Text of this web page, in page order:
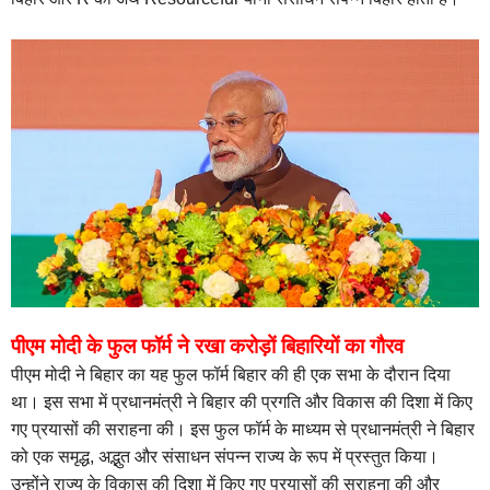
पीएम मोदी के फुल फॉर्म ने रखा करोड़ों बिहारियों का गौरव
पीएम मोदी ने बिहार का यह फुल फॉर्म बिहार की ही एक सभा के दौरान दिया
था। इस सभा में प्रधानमंत्री ने बिहार की प्रगति और विकास की दिशा में किए
गए प्रयासों की सराहना की। इस फुल फॉर्म के माध्यम से प्रधानमंत्री ने बिहार
को एक समृद्ध, अद्भुत और संसाधन संपन्न राज्य के रूप में प्रस्तुत किया।
उन्होंने राज्य के विकास की दिशा में किए गए प्रयासों की सराहना की और